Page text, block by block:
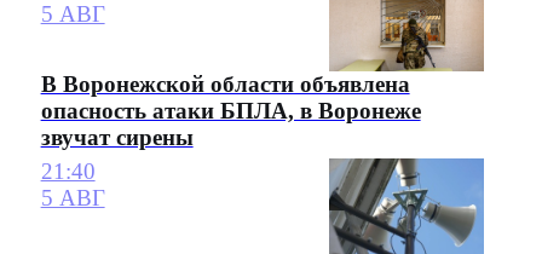
5 АВГ
В Воронежской области объявлена
опасность атаки БПЛА, в Воронеже
звучат сирены
21:40
5 АВГ